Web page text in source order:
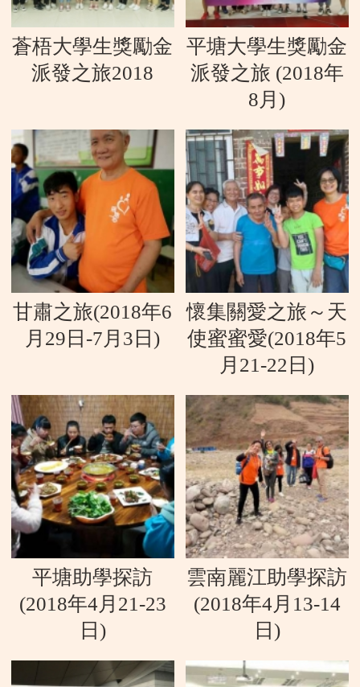
蒼梧大學生獎勵金
派發之旅2018
平塘大學生獎勵金
派發之旅 (2018年
8月)
甘肅之旅(2018年6
月29日-7月3日)
懷集關愛之旅～天
使蜜蜜愛(2018年5
月21-22日)
平塘助學探訪
(2018年4月21-23
日)
雲南麗江助學探訪
(2018年4月13-14
日)